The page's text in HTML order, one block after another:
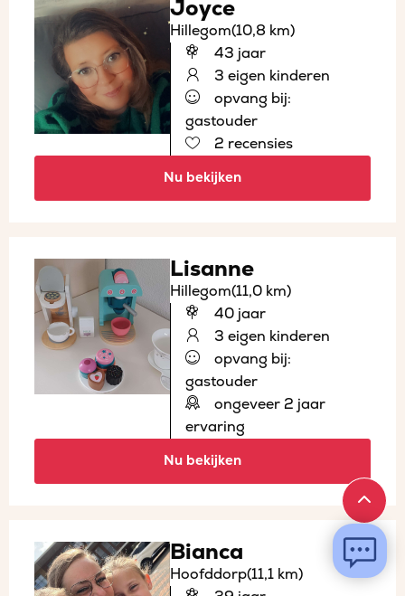
Joyce
Hillegom(10,8 km)
43 jaar
3 eigen kinderen
opvang bij:
gastouder
2 recensies
Nu bekijken
Lisanne
Hillegom(11,0 km)
40 jaar
3 eigen kinderen
opvang bij:
gastouder
ongeveer 2 jaar
ervaring
Nu bekijken
Bianca
Hoofddorp(11,1 km)